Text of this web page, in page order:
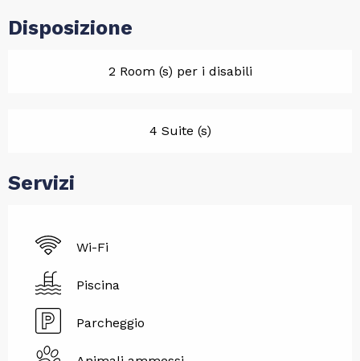
Disposizione
2 Room (s) per i disabili
4 Suite (s)
Servizi
Wi-Fi
Piscina
Parcheggio